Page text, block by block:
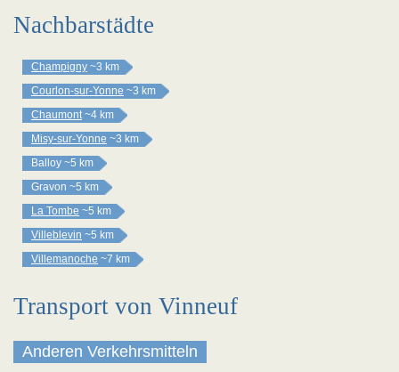
Nachbarstädte
Champigny ~3 km
Courlon-sur-Yonne ~3 km
Chaumont ~4 km
Misy-sur-Yonne ~3 km
Balloy ~5 km
Gravon ~5 km
La Tombe ~5 km
Villeblevin ~5 km
Villemanoche ~7 km
Transport von Vinneuf
Anderen Verkehrsmitteln